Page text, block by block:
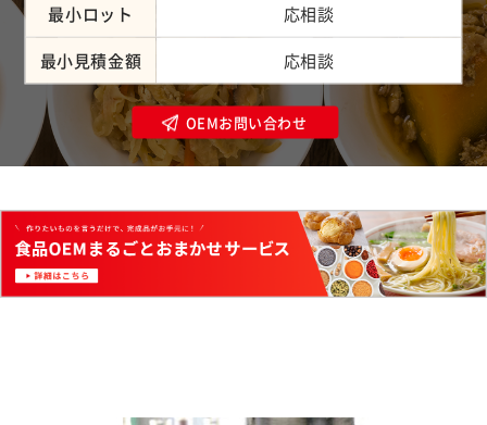
最小ロット
応相談
最小見積金額
応相談
OEMお問い合わせ